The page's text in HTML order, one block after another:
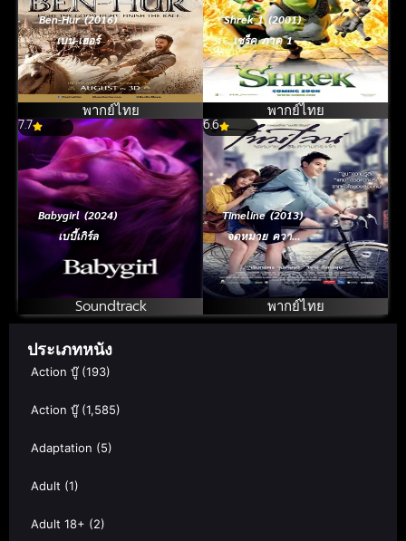
Ben-Hur (2016)
เบน-เฮอร์
พากย์ไทย
Shrek 1 (2001)
เชร็ค ภาค 1
พากย์ไทย
7.7
Babygirl (2024)
เบบี้เกิร์ล
Soundtrack
6.6
Timeline (2013)
จดหมาย ความ
ทรงจำ
พากย์ไทย
ประเภทหนัง
Action บู๊(193)
Action บู๊(1,585)
Adaptation (5)
Adult (1)
Adult 18+ (2)